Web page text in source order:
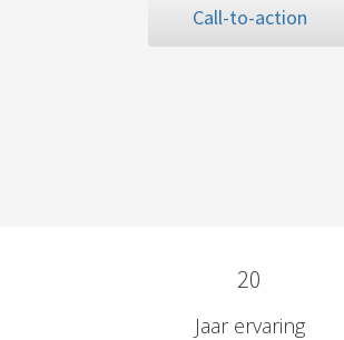
Call-to-action
20
Jaar ervaring